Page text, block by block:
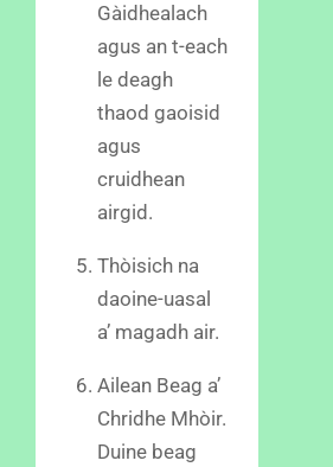
Gàidhealach
agus an t-each
le deagh
thaod gaoisid
agus
cruidhean
airgid.
Thòisich na
daoine-uasal
a’ magadh air.
Ailean Beag a’
Chridhe Mhòir.
Duine beag